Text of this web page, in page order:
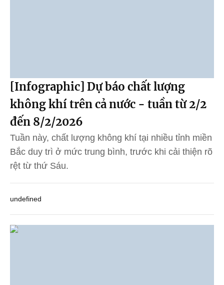
[Infographic] Dự báo chất lượng
không khí trên cả nước - tuần từ 2/2
đến 8/2/2026
Tuần này, chất lượng không khí tại nhiều tỉnh miền
Bắc duy trì ở mức trung bình, trước khi cải thiện rõ
rệt từ thứ Sáu.
undefined